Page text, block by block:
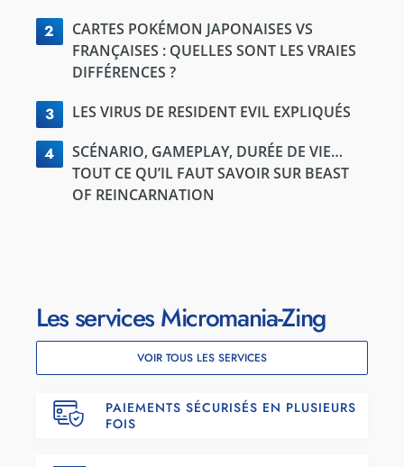
2
CARTES POKÉMON JAPONAISES VS
FRANÇAISES : QUELLES SONT LES VRAIES
DIFFÉRENCES ?
3 LES VIRUS DE RESIDENT EVIL EXPLIQUÉS
4
SCÉNARIO, GAMEPLAY, DURÉE DE VIE…
TOUT CE QU’IL FAUT SAVOIR SUR BEAST
OF REINCARNATION
Les services Micromania-Zing
VOIR TOUS LES SERVICES
PAIEMENTS SÉCURISÉS EN PLUSIEURS
FOIS